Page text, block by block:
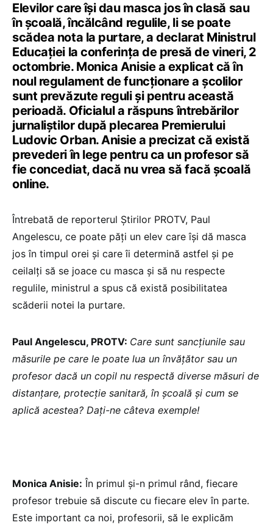
Elevilor care își dau masca jos în clasă sau
în școală, încălcând regulile, li se poate
scădea nota la purtare, a declarat Ministrul
Educației la conferința de presă de vineri, 2
octombrie. Monica Anisie a explicat că în
noul regulament de funcționare a școlilor
sunt prevăzute reguli și pentru această
perioadă. Oficialul a răspuns întrebărilor
jurnaliștilor după plecarea Premierului
Ludovic Orban. Anisie a precizat că există
prevederi în lege pentru ca un profesor să
fie concediat, dacă nu vrea să facă școală
online.
Întrebată de reporterul Știrilor PROTV, Paul
Angelescu, ce poate păți un elev care își dă masca
jos în timpul orei și care îi determină astfel și pe
ceilalți să se joace cu masca și să nu respecte
regulile, ministrul a spus că există posibilitatea
scăderii notei la purtare.
Paul Angelescu, PROTV: Care sunt sancțiunile sau
măsurile pe care le poate lua un învățător sau un
profesor dacă un copil nu respectă diverse măsuri de
distanțare, protecție sanitară, în școală și cum se
aplică acestea? Dați-ne câteva exemple!
Monica Anisie: În primul și-n primul rând, fiecare
profesor trebuie să discute cu fiecare elev în parte.
Este important ca noi, profesorii, să le explicăm